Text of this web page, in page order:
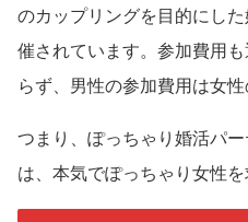
のカップリングを目的にし
催されています。参加費用
らず、男性の参加費用は女性
つまり、ぽっちゃり婚活パ
は、本気でぽっちゃり女性を